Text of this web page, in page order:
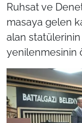
Ruhsat ve
masaya gelen
alan statülerinin
yenilenmesinin